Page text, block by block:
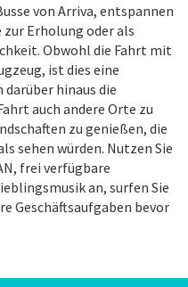
von Arriva, entspannen
zur Erholung oder als
Obwohl die Fahrt mit
ist dies eine
hinaus die
auch andere Orte zu
zu genießen, die
sehen würden. Nutzen Sie
frei verfügbare
an, surfen Sie
Geschäftsaufgaben bevor